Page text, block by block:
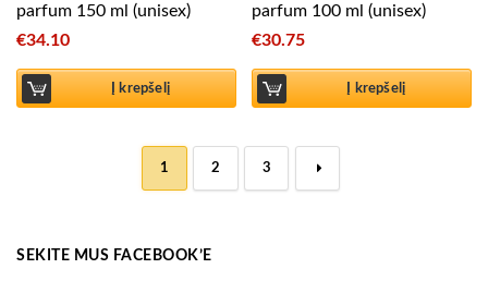
parfum 150 ml (unisex)
€34.10
Į krepšelį
parfum 100 ml (unisex)
€30.75
Į krepšelį
1 2 3 →
SEKITE MUS FACEBOOK’E